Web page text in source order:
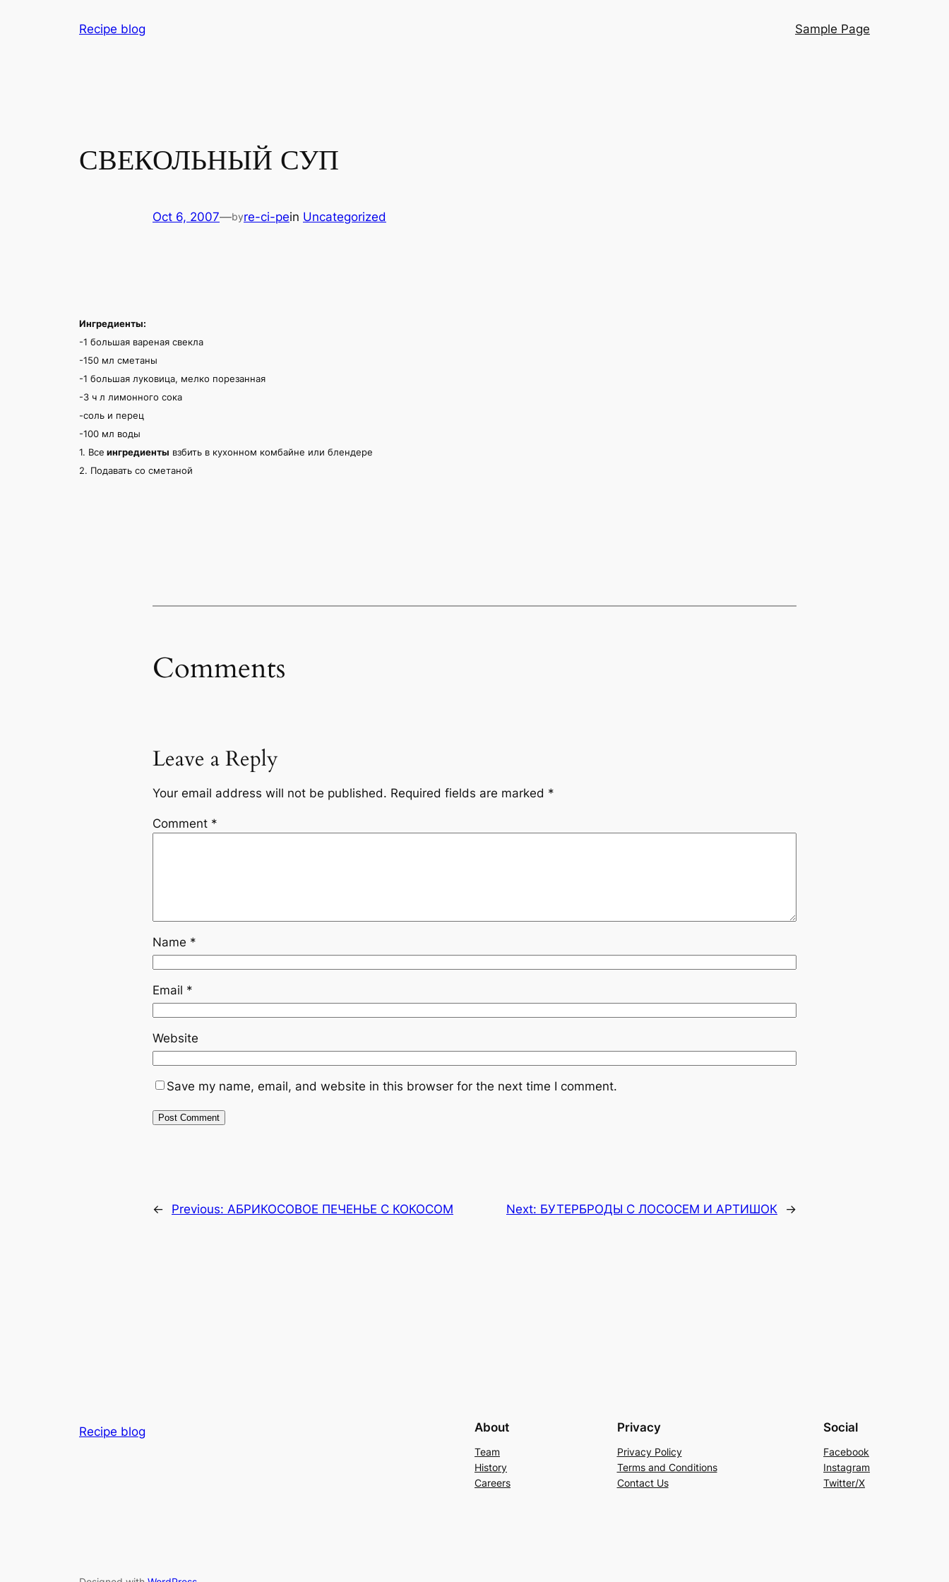
Recipe blog Sample Page
СВЕКОЛЬНЫЙ СУП
Oct 6, 2007—byre-ci-pein Uncategorized
Ингредиенты:
-1 большая вареная свекла
-150 мл сметаны
-1 большая луковица, мелко порезанная
-3 ч л лимонного сока
-соль и перец
-100 мл воды
1. Все ингредиенты взбить в кухонном комбайне или блендере
2. Подавать сo сметаной
Comments
Leave a Reply
Your email address will not be published. Required fields are marked *
Comment *
Name *
Email *
Website
Save my name, email, and website in this browser for the next time I comment.
← Previous: АБРИКОСОВОЕ ПЕЧЕНЬЕ С КОКОСОМ Next: БУТЕРБРОДЫ С ЛОСОСЕМ И АРТИШОК →
Recipe blog About
Team
History
Careers
Privacy
Privacy Policy
Terms and Conditions
Contact Us
Social
Facebook
Instagram
Twitter/X